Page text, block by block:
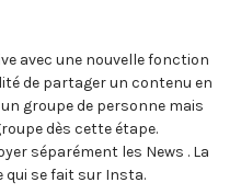
avec une nouvelle fonction
de partager un contenu en
groupe de personne mais
dès cette étape.
séparément les News . La
qui se fait sur Insta.